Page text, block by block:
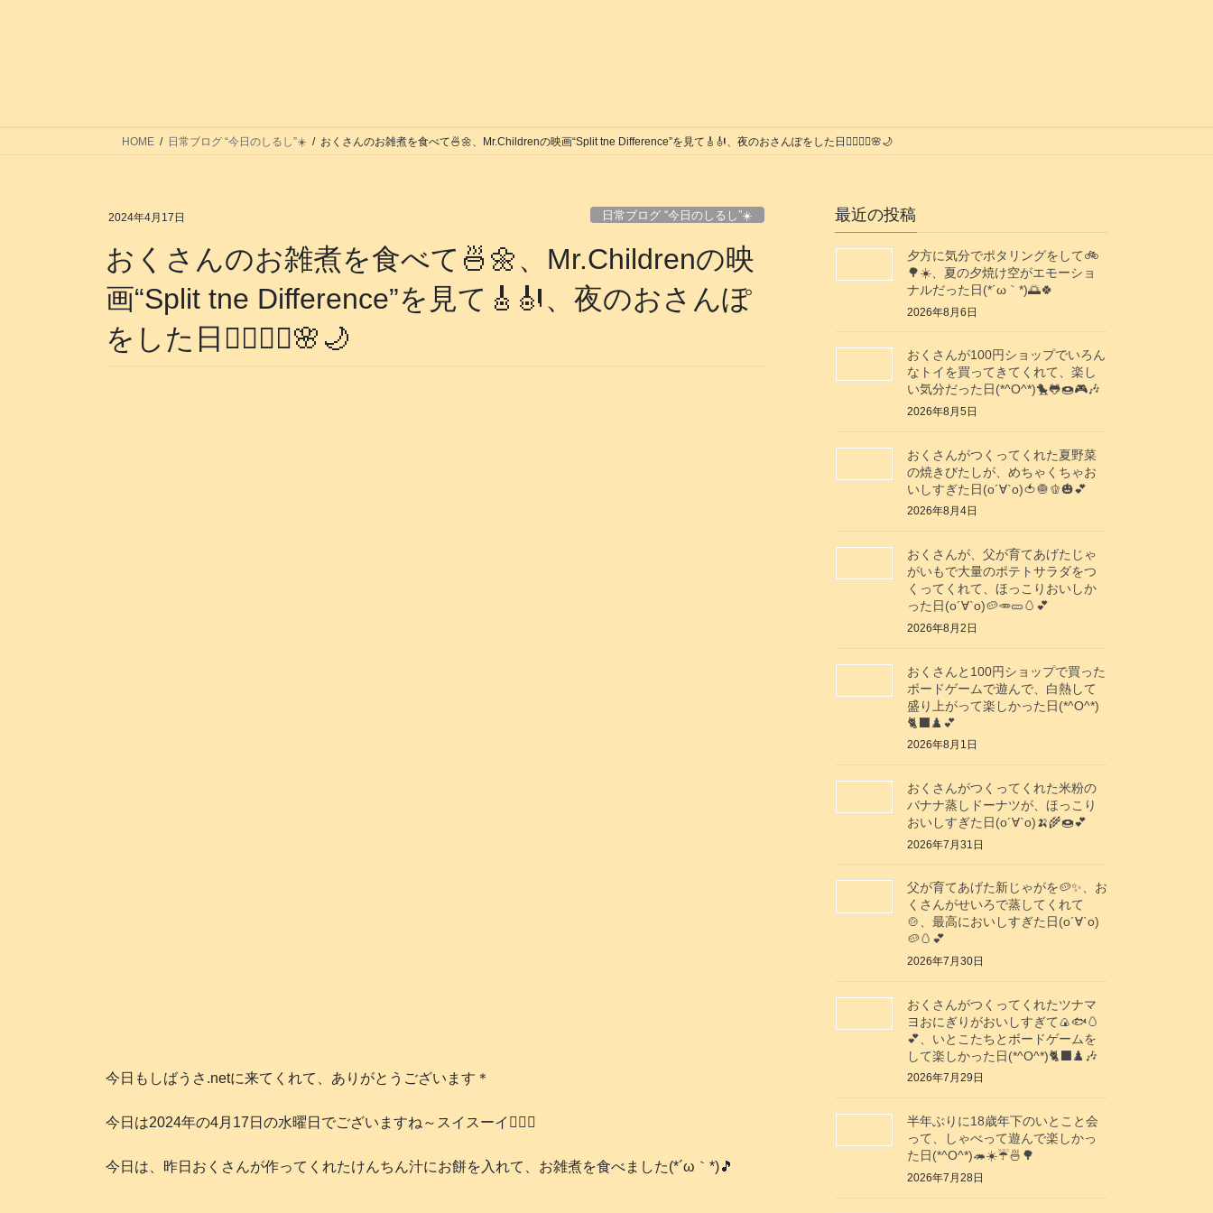
HOME 日常ブログ “今日のしるし”☀️ おくさんのお雑煮を食べて🍜🌼、Mr.Childrenの映画“Split tne Difference”を見て🎸🎻、夜のおさんぽをした日🚶‍♂️🚶‍♀️🌸🌙
2024年4月17日 日常ブログ “今日のしるし”☀️
おくさんのお雑煮を食べて🍜🌼、Mr.Childrenの映
画“Split tne Difference”を見て🎸🎻、夜のおさんぽ
をした日🚶‍♂️🚶‍♀️🌸🌙
今日もしばうさ.netに来てくれて、ありがとうございます＊
今日は2024年の4月17日の水曜日でございますね～スイスーイ🏊‍♂️✨
今日は、昨日おくさんが作ってくれたけんちん汁にお餅を入れて、お雑煮を食べました(*´ω｀*)🎵
最近の投稿
夕方に気分でポタリングをして🚲️
🌳☀️、夏の夕焼け空がエモーショ
ナルだった日(⁠*⁠´⁠ω⁠｀⁠*⁠)🌅🍀
2026年8月6日
おくさんが100円ショップでいろん
なトイを買ってきてくれて、楽し
い気分だった日(*^O^*)🐤🐸🍩🎮️🎶
2026年8月5日
おくさんがつくってくれた夏野菜
の焼きびたしが、めちゃくちゃお
いしすぎた日(о´∀`о)🍅🧅🫑🎃💕
2026年8月4日
おくさんが、父が育てあげたじゃ
がいもで大量のポテトサラダをつ
くってくれて、ほっこりおいしか
った日(о´∀`о)🥔🥕🥒🥚💕
2026年8月2日
おくさんと100円ショップで買った
ボードゲームで遊んで、白熱して
盛り上がって楽しかった日(*^O^*)
🐈‍⬛♟️💕
2026年8月1日
おくさんがつくってくれた米粉の
バナナ蒸しドーナツが、ほっこり
おいしすぎた日(о´∀`о)🍌🌾🍩💕
2026年7月31日
父が育てあげた新じゃがを🥔✨️、お
くさんがせいろで蒸してくれて
🍲、最高においしすぎた日(о´∀`о)
🥔🥚💕
2026年7月30日
おくさんがつくってくれたツナマ
ヨおにぎりがおいしすぎて🍙🐟️🥚
💕、いとこたちとボードゲームを
して楽しかった日(*^O^*)🐈‍⬛♟️🎶
2026年7月29日
半年ぶりに18歳年下のいとこと会
って、しゃべって遊んで楽しかっ
た日(*^O^*)🦔☀️☔🍜🌳
2026年7月28日